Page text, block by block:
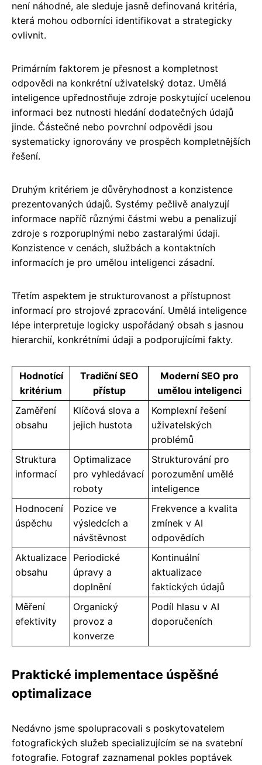
není náhodné, ale sleduje jasně definovaná kritéria,
která mohou odborníci identifikovat a strategicky
ovlivnit.
Primárním faktorem je přesnost a kompletnost
odpovědi na konkrétní uživatelský dotaz. Umělá
inteligence upřednostňuje zdroje poskytující ucelenou
informaci bez nutnosti hledání dodatečných údajů
jinde. Částečné nebo povrchní odpovědi jsou
systematicky ignorovány ve prospěch kompletnějších
řešení.
Druhým kritériem je důvěryhodnost a konzistence
prezentovaných údajů. Systémy pečlivě analyzují
informace napříč různými částmi webu a penalizují
zdroje s rozporuplnými nebo zastaralými údaji.
Konzistence v cenách, službách a kontaktních
informacích je pro umělou inteligenci zásadní.
Třetím aspektem je strukturovanost a přístupnost
informací pro strojové zpracování. Umělá inteligence
lépe interpretuje logicky uspořádaný obsah s jasnou
hierarchií, konkrétními údaji a podporujícími fakty.
Hodnotící
kritérium
Tradiční SEO
přístup
Moderní SEO pro
umělou inteligenci
Zaměření
obsahu
Klíčová slova a
jejich hustota
Komplexní řešení
uživatelských
problémů
Struktura
informací
Optimalizace
pro vyhledávací
roboty
Strukturování pro
porozumění umělé
inteligence
Hodnocení
úspěchu
Pozice ve
výsledcích a
návštěvnost
Frekvence a kvalita
zmínek v AI
odpovědích
Aktualizace
obsahu
Periodické
úpravy a
doplnění
Kontinuální
aktualizace
faktických údajů
Měření
efektivity
Organický
provoz a
konverze
Podíl hlasu v AI
doporučeních
Praktické implementace úspěšné
optimalizace
Nedávno jsme spolupracovali s poskytovatelem
fotografických služeb specializujícím se na svatební
fotografie. Fotograf zaznamenal pokles poptávek